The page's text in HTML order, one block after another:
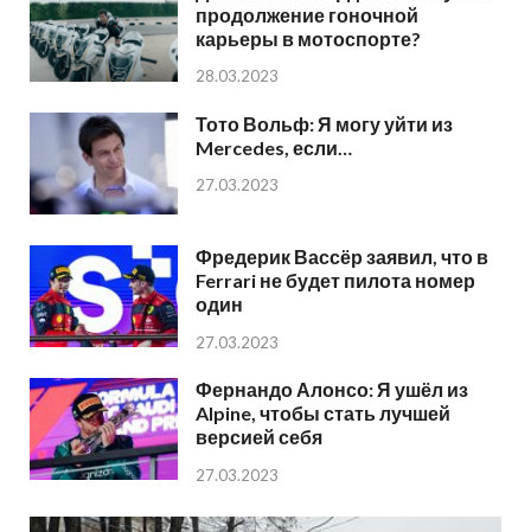
продолжение гоночной
карьеры в мотоспорте?
28.03.2023
Тото Вольф: Я могу уйти из
Mercedes, если…
27.03.2023
Фредерик Вассёр заявил, что в
Ferrari не будет пилота номер
один
27.03.2023
Фернандо Алонсо: Я ушёл из
Alpine, чтобы стать лучшей
версией себя
27.03.2023